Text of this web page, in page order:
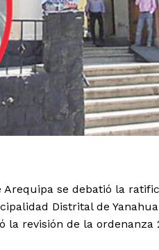
Arequipa se debatió la
Distrital de
la revisión de la